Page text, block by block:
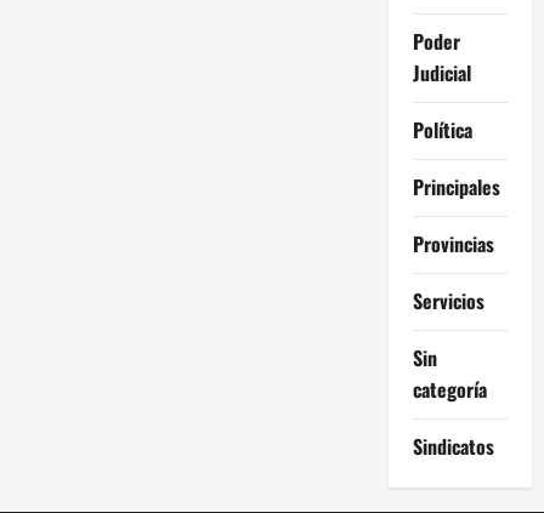
Poder
Judicial
Política
Principales
Provincias
Servicios
Sin
categoría
Sindicatos